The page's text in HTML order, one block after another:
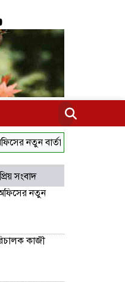
বার্তা বিটিভির নতুন
সংবাদ
অফিসের নতুন
কাজী